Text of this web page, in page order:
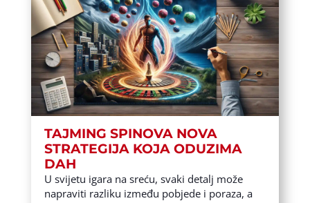
TAJMING SPINOVA NOVA
STRATEGIJA KOJA ODUZIMA
DAH
U svijetu igara na sreću, svaki detalj može
napraviti razliku između pobjede i poraza, a